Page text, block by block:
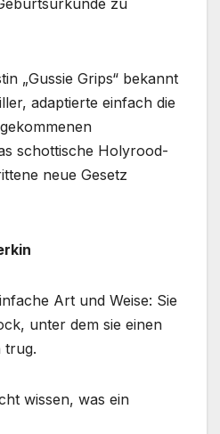
zu
„Gussie Grips“ bekannt
adaptierte einfach die
schottische Holyrood-
neue Gesetz
Art und Weise: Sie
unter dem sie einen
trug.
wissen, was ein